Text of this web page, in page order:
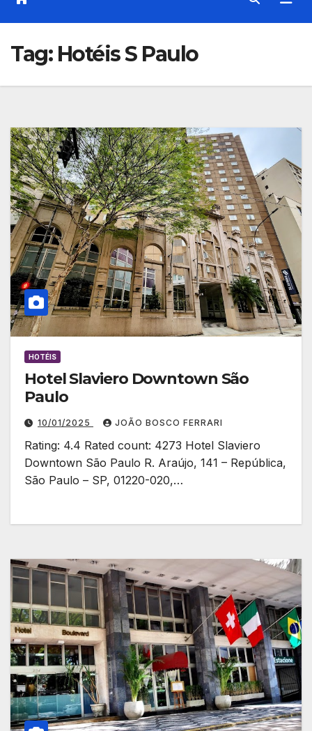
Tag: Hotéis S Paulo
HOTÉIS
Hotel Slaviero Downtown São
Paulo
10/01/2025 JOÃO BOSCO FERRARI
Rating: 4.4 Rated count: 4273 Hotel Slaviero
Downtown São Paulo R. Araújo, 141 – República,
São Paulo – SP, 01220-020,…